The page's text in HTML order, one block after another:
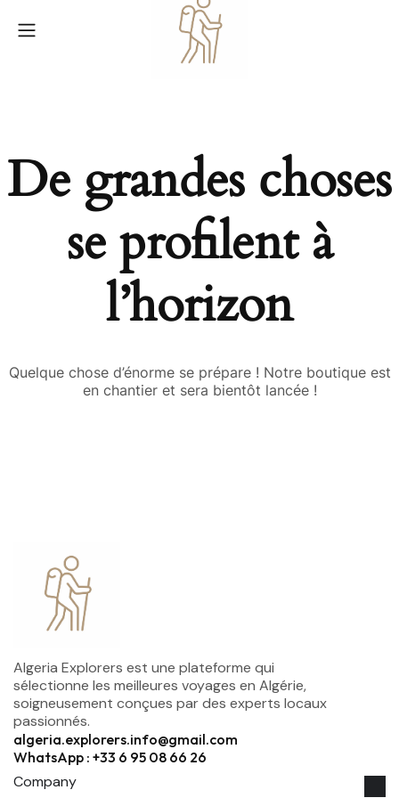
De grandes choses
se profilent à
l’horizon
Quelque chose d’énorme se prépare ! Notre boutique est
en chantier et sera bientôt lancée !
Algeria Explorers est une plateforme qui
sélectionne les meilleures voyages en Algérie,
soigneusement conçues par des experts locaux
passionnés.
algeria.explorers.info@gmail.com
WhatsApp : +33 6 95 08 66 26
Company